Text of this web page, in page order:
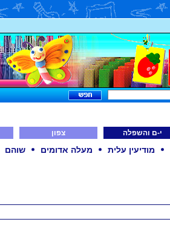
י-ם והשפלה צפון
מודיעין עלית מעלה אדומים שוהם